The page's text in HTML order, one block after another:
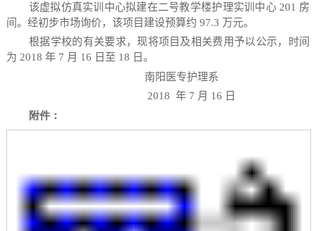
该虚拟仿真实训中心拟建在二号教学楼护理实训中心 201 房
间。经初步市场询价，该项目建设预算约 97.3 万元。
根据学校的有关要求，现将项目及相关费用予以公示，时间
为 2018 年 7 月 16 日至 18 日。
南阳医专护理系
2018 年 7 月 16 日
附件：